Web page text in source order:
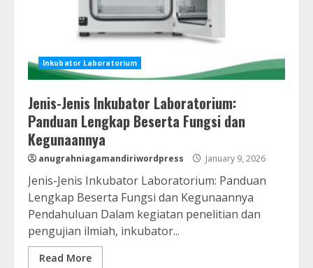
Inkubator Laboratorium
Jenis-Jenis Inkubator Laboratorium:
Panduan Lengkap Beserta Fungsi dan
Kegunaannya
anugrahniagamandiriwordpress January 9, 2026
Jenis-Jenis Inkubator Laboratorium: Panduan
Lengkap Beserta Fungsi dan Kegunaannya
Pendahuluan Dalam kegiatan penelitian dan
pengujian ilmiah, inkubator...
Read More